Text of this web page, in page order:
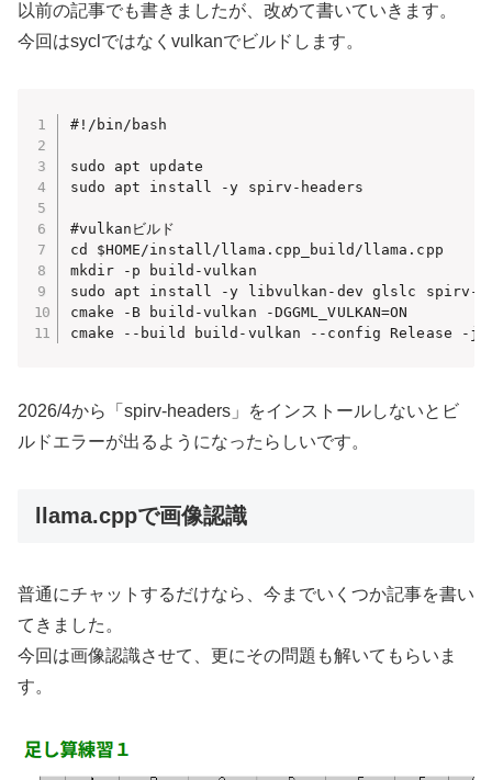
以前の記事でも書きましたが、改めて書いていきます。
今回はsyclではなくvulkanでビルドします。
#!/bin/bash
sudo apt update
sudo apt install -y spirv-headers
#vulkanビルド
cd $HOME/install/llama.cpp_build/llama.cpp
mkdir -p build-vulkan
sudo apt install -y libvulkan-dev glslc spirv-
cmake -B build-vulkan -DGGML_VULKAN=ON
cmake --build build-vulkan --config Release -
2026/4から「spirv-headers」をインストールしないとビ
ルドエラーが出るようになったらしいです。
llama.cppで画像認識
普通にチャットするだけなら、今までいくつか記事を書い
てきました。
今回は画像認識させて、更にその問題も解いてもらいま
す。